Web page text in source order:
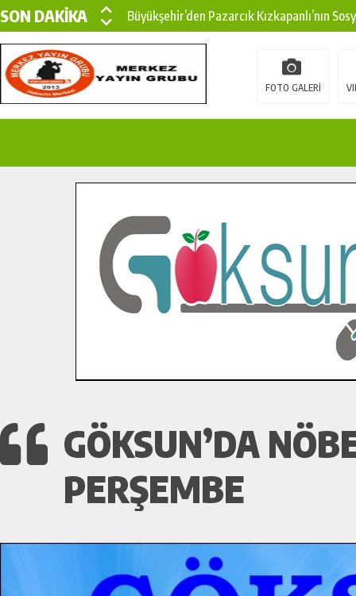
SON DAKİKA
Büyükşehir’den Pazarcık Kızkapanlı’nın
Büyükşehir’den Pazarcık Kırsalına Modern
Çin’den KSÜ’ye Uluslararası Başarı:
İlçe Jandarma Komutanı Karakaya’dan
Bertiz’in Yeni Köprüsünde Sona Doğru.
FOTO GALERİ
GÖKSUN’DA
PERŞEMBE